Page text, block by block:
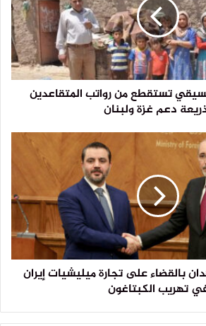
تستقطع من رواتب المتقاعدين
دعم غزة ولبنان
بالقضاء على تجارة ميليشيات إيران
تهريب الكبتاغون